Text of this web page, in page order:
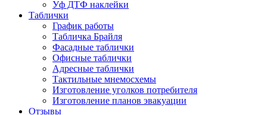
Уф ДТФ наклейки
Таблички
График работы
Табличка Брайля
Фасадные таблички
Офисные таблички
Адресные таблички
Тактильные мнемосхемы
Изготовление уголков потребителя
Изготовление планов эвакуации
Отзывы